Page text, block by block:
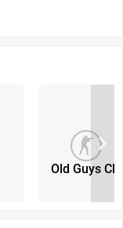
Old Guys Clu